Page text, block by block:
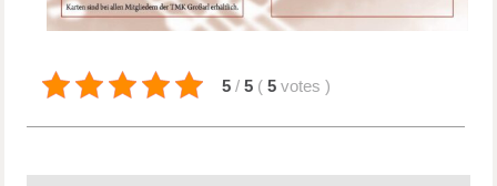
5 / 5 ( 5 votes)